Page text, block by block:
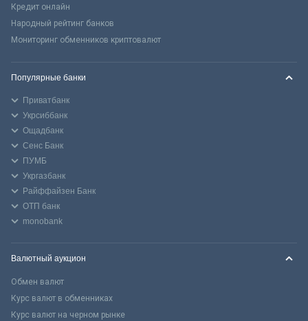
Кредит онлайн
Народный рейтинг банков
Мониторинг обменников криптовалют
Популярные банки
Приватбанк
Укрсиббанк
Ощадбанк
Сенс Банк
ПУМБ
Укргазбанк
Райффайзен Банк
ОТП банк
monobank
Валютный аукцион
Обмен валют
Курс валют в обменниках
Курс валют на черном рынке